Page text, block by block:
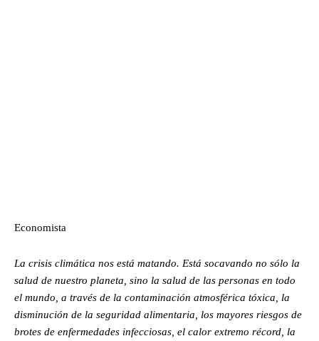
Economista
La crisis climática nos está matando. Está socavando no sólo la
salud de nuestro planeta, sino la salud de las personas en todo
el mundo, a través de la contaminación atmosférica tóxica, la
disminución de la seguridad alimentaria, los mayores riesgos de
brotes de enfermedades infecciosas, el calor extremo récord, la